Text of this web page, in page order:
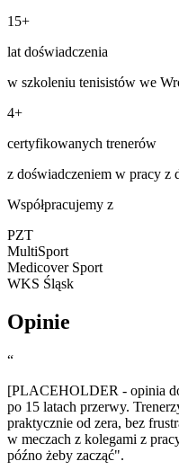
15+
lat doświadczenia
w szkoleniu tenisistów we
4+
certyfikowanych trenerów
z doświadczeniem w pracy z
Współpracujemy z
PZT
MultiSport
Medicover Sport
WKS Śląsk
Opinie
“
[PLACEHOLDER - opinia
po 15 latach przerwy.
praktycznie od zera, bez
w meczach z kolegami z
późno żeby zacząć".